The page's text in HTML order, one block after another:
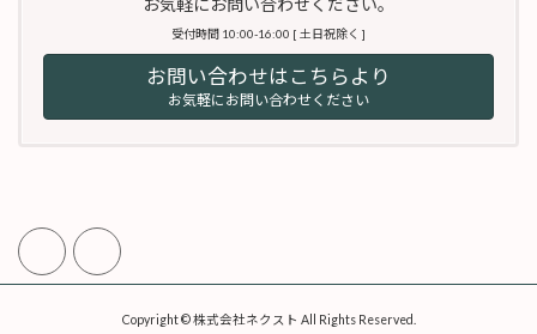
お気軽にお問い合わせください。
受付時間 10:00-16:00 [ 土日祝除く ]
お問い合わせはこちらより
お気軽にお問い合わせください
Copyright © 株式会社ネクスト All Rights Reserved.